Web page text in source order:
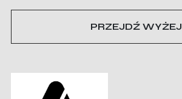
PRZEJDŹ WYŻEJ